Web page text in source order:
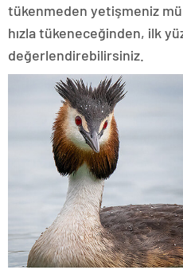
tükenmeden yetişmeniz
hızla tükeneceğinden, ilk
değerlendirebilirsiniz.